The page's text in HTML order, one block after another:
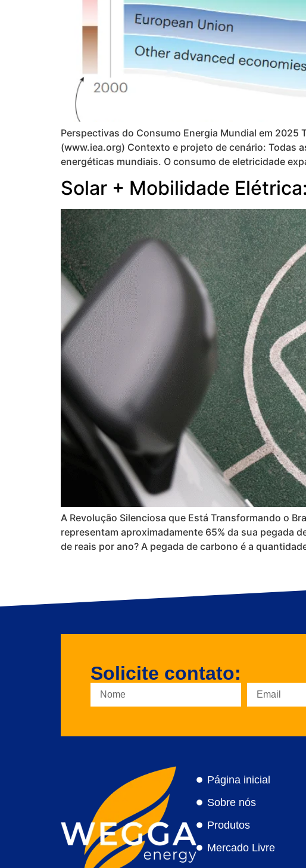
Perspectivas do Consumo Energia Mundial em
(www.iea.org) Contexto e projeto de cenário: Todas
energéticas mundiais. O consumo de eletricidade
Solar + Mobilidade
A Revolução Silenciosa que Está Transformando o
representam aproximadamente 65% da sua pegada
de reais por ano? A pegada de carbono é a
Solicite contato:
Página inicial
Sobre nós
Produtos
Mercado Livre